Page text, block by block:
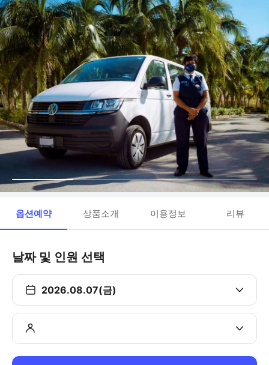
옵션예약 상품소개 이용정보 리뷰
날짜 및 인원 선택
2026.08.07(금)